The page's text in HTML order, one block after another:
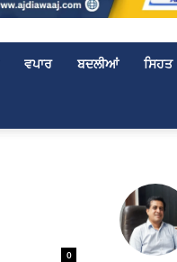
ਵਪਾਰ ਬਦਲੀਆਂ ਸਿਹਤ
0